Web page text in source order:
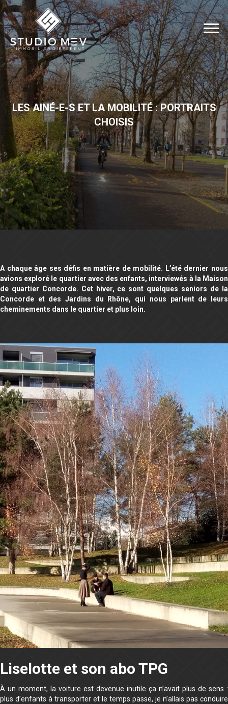
LES AINÉ-E-S ET LA MOBILITÉ : PORTRAITS
CHOISIS
A chaque âge ses défis en matière de mobilité. L’été dernier nous
avions exploré le quartier avec des enfants, interviewés à la Maison
de quartier Concorde. Cet hiver, ce sont quelques seniors de la
Concorde et des Jardins du Rhône, qui nous parlent de leurs
cheminements dans le quartier et plus loin.
Liselotte et son abo TPG
À un moment, la voiture est devenue inutile ça n’avait plus de sens :
plus d’enfants à transporter et le temps passe, je n’allais pas conduire